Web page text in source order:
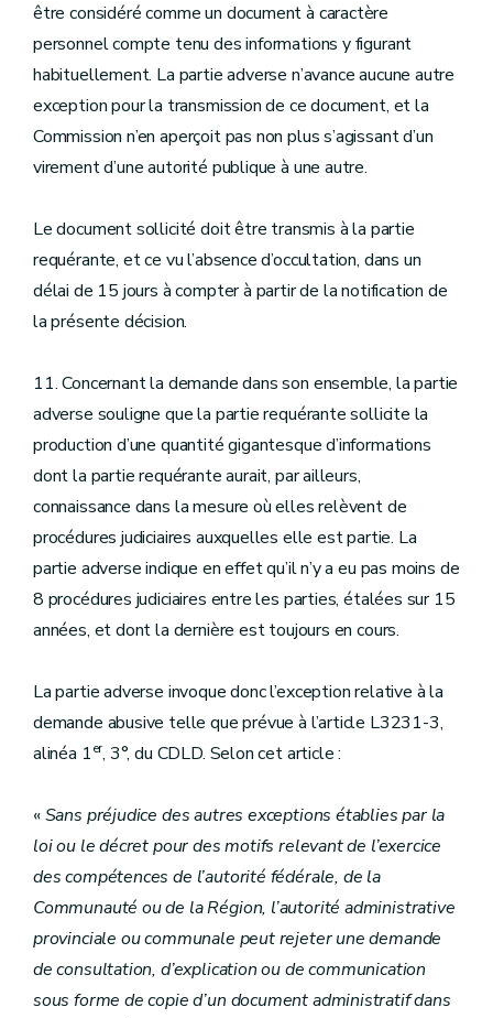
être considéré comme un document à caractère
personnel compte tenu des informations y figurant
habituellement. La partie adverse n’avance aucune autre
exception pour la transmission de ce document, et la
Commission n’en aperçoit pas non plus s’agissant d’un
virement d’une autorité publique à une autre.
Le document sollicité doit être transmis à la partie
requérante, et ce vu l’absence d’occultation, dans un
délai de 15 jours à compter à partir de la notification de
la présente décision.
11. Concernant la demande dans son ensemble, la partie
adverse souligne que la partie requérante sollicite la
production d’une quantité gigantesque d’informations
dont la partie requérante aurait, par ailleurs,
connaissance dans la mesure où elles relèvent de
procédures judiciaires auxquelles elle est partie. La
partie adverse indique en effet qu’il n’y a eu pas moins de
8 procédures judiciaires entre les parties, étalées sur 15
années, et dont la dernière est toujours en cours.
La partie adverse invoque donc l’exception relative à la
demande abusive telle que prévue à l’article L3231-3,
alinéa 1er, 3°, du CDLD. Selon cet article :
«Sans préjudice des autres exceptions établies par la
loi ou le décret pour des motifs relevant de l’exercice
des compétences de l’autorité fédérale, de la
Communauté ou de la Région, l’autorité administrative
provinciale ou communale peut rejeter une demande
de consultation, d’explication ou de communication
sous forme de copie d’un document administratif dans